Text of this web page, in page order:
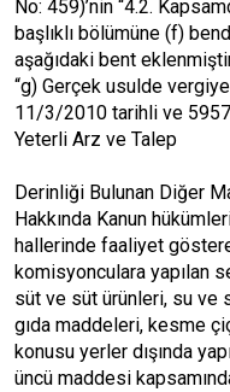
No: 459)’nin “4.2.
başlıklı bölümüne (f)
aşağıdaki bent
“g) Gerçek usulde
11/3/2010 tarihli ve
Yeterli Arz ve Talep
Derinliği Bulunan Diğer
Hakkında Kanun
hallerinde faaliyet
komisyonculara yapılan
süt ve süt ürünleri, su ve
gıda maddeleri, kesme
konusu yerler dışında
üncü maddesi